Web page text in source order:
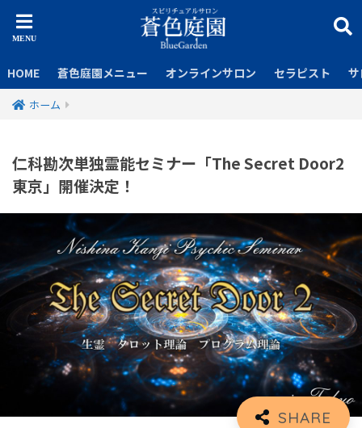
HOME 蒼色庭園メニュー オンラインサロン セラピスト
ホーム
仁科勘次単独霊能セミナー「The Secret Door2
東京」開催決定！